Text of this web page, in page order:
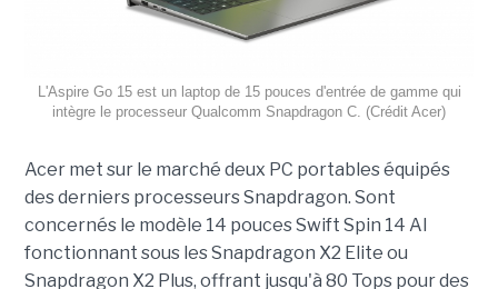
L'Aspire Go 15 est un laptop de 15 pouces d'entrée de gamme qui
intègre le processeur Qualcomm Snapdragon C. (Crédit Acer)
Acer met sur le marché deux PC portables équipés
des derniers processeurs Snapdragon. Sont
concernés le modèle 14 pouces Swift Spin 14 AI
fonctionnant sous les Snapdragon X2 Elite ou
Snapdragon X2 Plus, offrant jusqu'à 80 Tops pour des